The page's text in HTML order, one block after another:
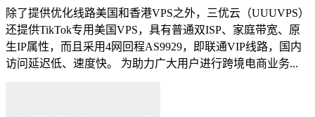
除了提供优化线路美国和香港VPS之外，三优云（UUUVPS）
还提供TikTok专用美国VPS，具有普通双ISP、家庭带宽、原
生IP属性，而且采用4网回程AS9929，即联通VIP线路，国内
访问延迟低、速度快。 为助力广大用户进行跨境电商业务...